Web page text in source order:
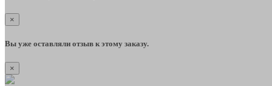
×
Вы уже оставляли отзыв к этому заказу.
×